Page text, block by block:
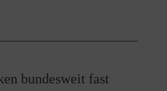
bundesweit fast